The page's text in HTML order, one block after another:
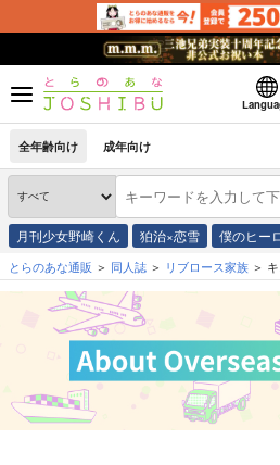
全年齢向け 成年向け
月刊少女野崎くん 狛治×恋雪 僕のヒー
とらのあな通販 同人誌 リブロース家族